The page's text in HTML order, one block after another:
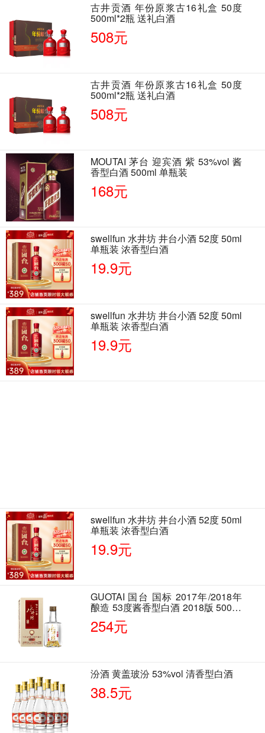
古井贡酒 年份原浆古16礼盒 50度
500ml*2瓶 送礼白酒
508元
古井贡酒 年份原浆古16礼盒 50度
500ml*2瓶 送礼白酒
508元
MOUTAI 茅台 迎宾酒 紫 53%vol 酱
香型白酒 500ml 单瓶装
168元
swellfun 水井坊 井台小酒 52度 50ml
单瓶装 浓香型白酒
19.9元
swellfun 水井坊 井台小酒 52度 50ml
单瓶装 浓香型白酒
19.9元
swellfun 水井坊 井台小酒 52度 50ml
单瓶装 浓香型白酒
19.9元
GUOTAI 国台 国标 2017年/2018年
酿造 53度酱香型白酒 2018版 500ml
单瓶装
254元
汾酒 黄盖玻汾 53%vol 清香型白酒
38.5元